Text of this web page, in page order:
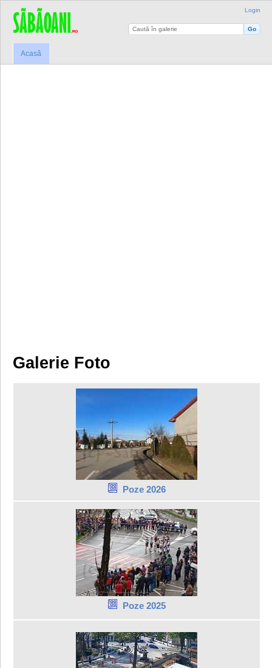
Login
Acasă
Galerie Foto
Poze 2026
Poze 2025